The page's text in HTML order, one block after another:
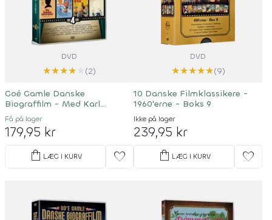
DVD
★★★★
(2)
Goé Gamle Danske
Biograffilm - Med Karl
Stegger
Få på lager
179,95 kr
shopping_bag LÆG I KURV favorite
DVD
★★★★★(9)
10 Danske Filmklassikere -
1960'erne - Boks 9
Ikke på lager
239,95 kr
shopping_bag LÆG I KURV favorite